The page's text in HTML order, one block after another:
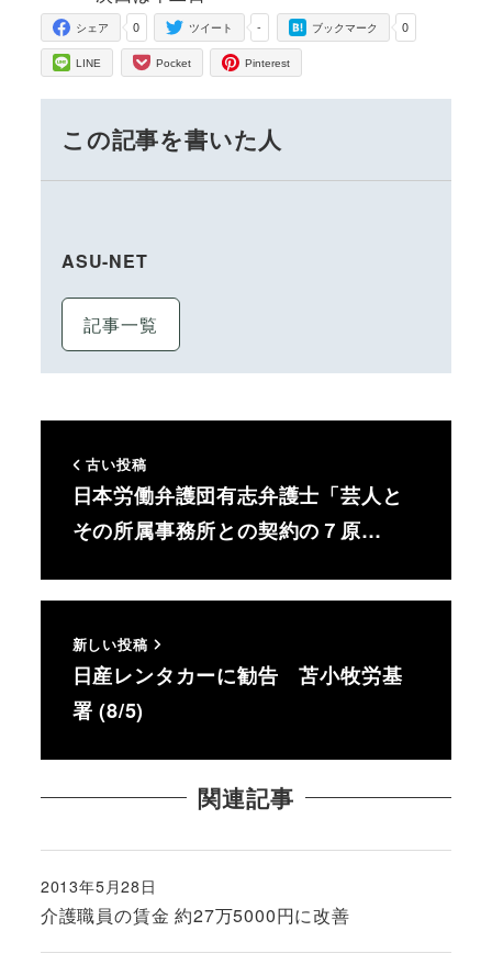
0
シェア -
ツイート 0
ブックマーク
LINE Pocket Pinterest
この記事を書いた人
ASU-NET
記事一覧
古い投稿
日本労働弁護団有志弁護士「芸人と
その所属事務所との契約の７原…
新しい投稿
日産レンタカーに勧告 苫小牧労基
署 (8/5)
関連記事
介護職員の賃金 約27万5000円に改善
投稿日
2013年5月28日